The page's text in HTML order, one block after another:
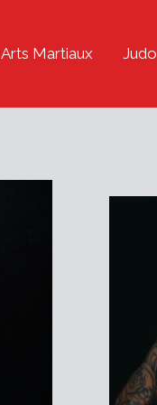
Arts Martiaux Judo